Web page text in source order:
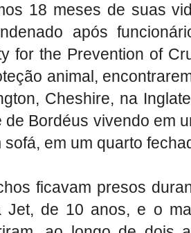
18 meses de suas
após
for the Prevention of
animal,
Cheshire, na
de Bordéus vivendo em
sofá, em um quarto
ficavam presos
Jet, de 10 anos, e o